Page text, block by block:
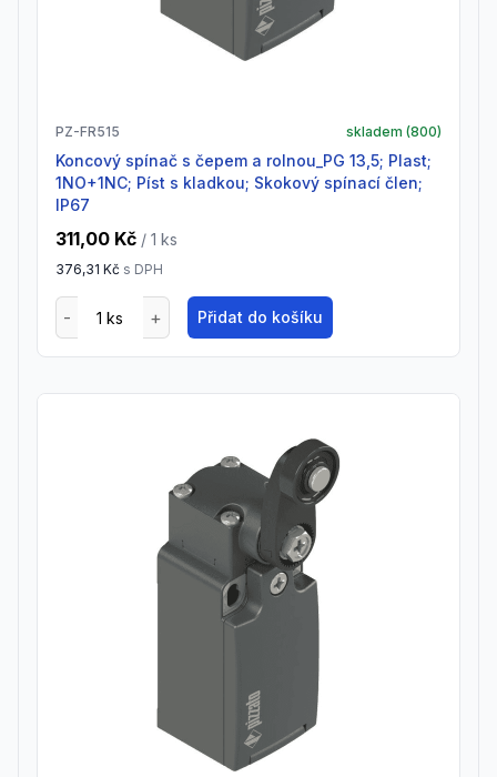
PZ-FR515 skladem (800)
Koncový spínač s čepem a rolnou_PG 13,5; Plast;
1NO+1NC; Píst s kladkou; Skokový spínací člen;
IP67
311,00 Kč / 1 ks
376,31 Kč s DPH
Přidat do košíku